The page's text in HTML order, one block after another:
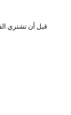
قبل أن تشتري